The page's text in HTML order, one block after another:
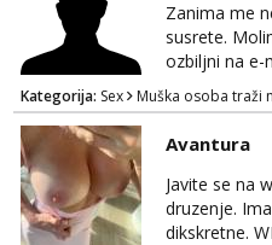
Zanima me
susrete.
ozbiljni na e-
vitke građe,
diskrecija su
maksimalno
tip.
Kategorija: Sex Muška osoba traži
Avantura
Javite se na
druzenje.
dikskretne.